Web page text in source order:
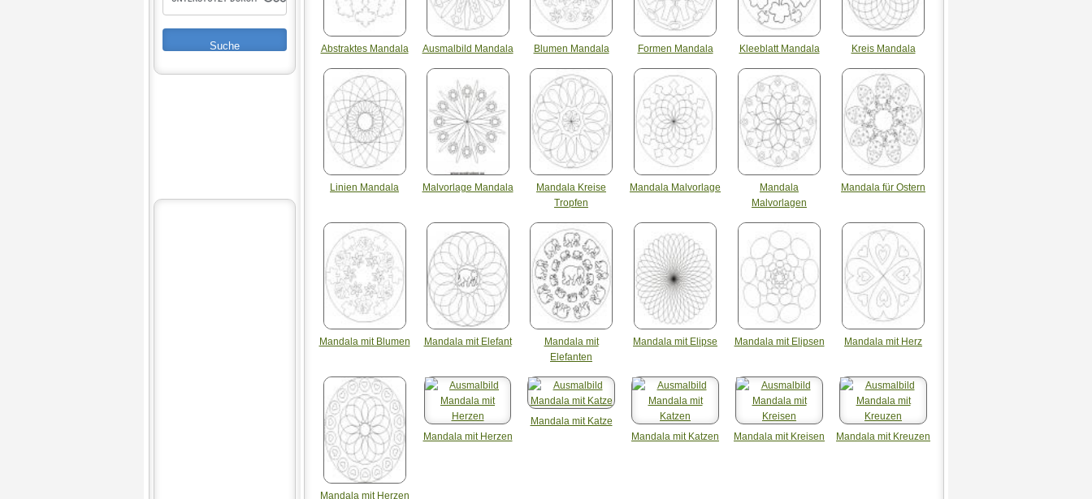
Abstraktes Mandala Ausmalbild Mandala Blumen Mandala Formen Mandala Kleeblatt Mandala Kreis Mandala
Linien Mandala Malvorlage Mandala
Mandala Kreise
Tropfen
Mandala Malvorlage
Mandala
Malvorlagen
Mandala für Ostern
Mandala mit Blumen Mandala mit Elefant
Mandala mit
Elefanten
Mandala mit Elipse Mandala mit Elipsen Mandala mit Herz
Mandala mit Herzen
Mandala mit Herzen
Mandala mit Katze
Mandala mit Katzen
Mandala mit Kreisen Mandala mit Kreuzen